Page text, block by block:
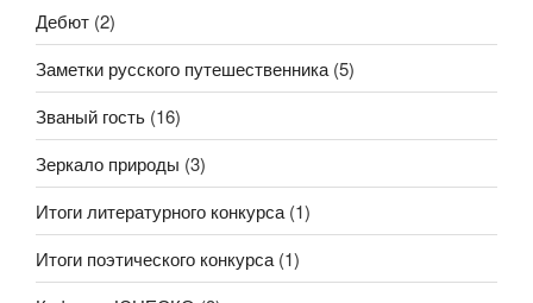
Дебют (2)
Заметки русского путешественника (5)
Званый гость (16)
Зеркало природы (3)
Итоги литературного конкурса (1)
Итоги поэтического конкурса (1)